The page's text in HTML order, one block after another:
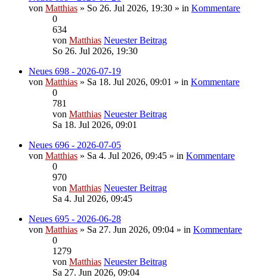
von Matthias » So 26. Jul 2026, 19:30 » in Kommentare
0
634
von Matthias Neuester Beitrag
So 26. Jul 2026, 19:30
Neues 698 - 2026-07-19
von Matthias » Sa 18. Jul 2026, 09:01 » in Kommentare
0
781
von Matthias Neuester Beitrag
Sa 18. Jul 2026, 09:01
Neues 696 - 2026-07-05
von Matthias » Sa 4. Jul 2026, 09:45 » in Kommentare
0
970
von Matthias Neuester Beitrag
Sa 4. Jul 2026, 09:45
Neues 695 - 2026-06-28
von Matthias » Sa 27. Jun 2026, 09:04 » in Kommentare
0
1279
von Matthias Neuester Beitrag
Sa 27. Jun 2026, 09:04